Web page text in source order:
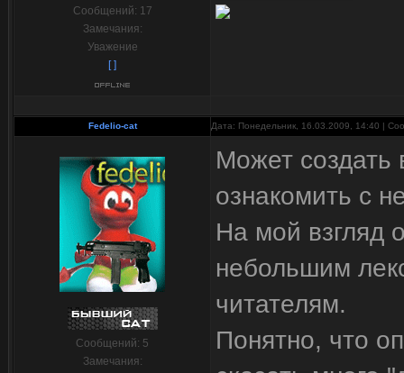
Сообщений: 17
Замечания:
Уважение
[ ]
Fedelio-cat Дата: Понедельник, 16.03.2009, 14:40 |
Сообщений: 5
Замечания:
Может создать
ознакомить с
На мой взгляд
небольшим
читателям.
Понятно, что